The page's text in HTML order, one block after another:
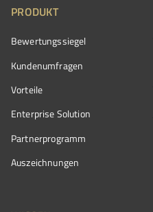
PRODUKT
Bewertungssiegel
Kundenumfragen
Vorteile
Enterprise Solution
Partnerprogramm
Auszeichnungen